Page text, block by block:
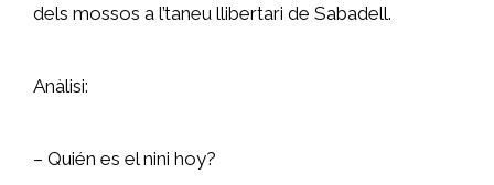
dels mossos a l’taneu llibertari de Sabadell.
Anàlisi:
– Quién es el nini hoy?